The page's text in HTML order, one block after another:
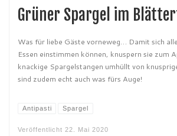
Grüner Spargel im
Was für liebe Gäste vorneweg… Damit sich
Essen einstimmen können, knuspern sie zum
knackige Spargelstangen umhüllt von
sind zudem echt auch was fürs Auge!
Antipasti Spargel
Veröffentlicht 22. Mai 2020